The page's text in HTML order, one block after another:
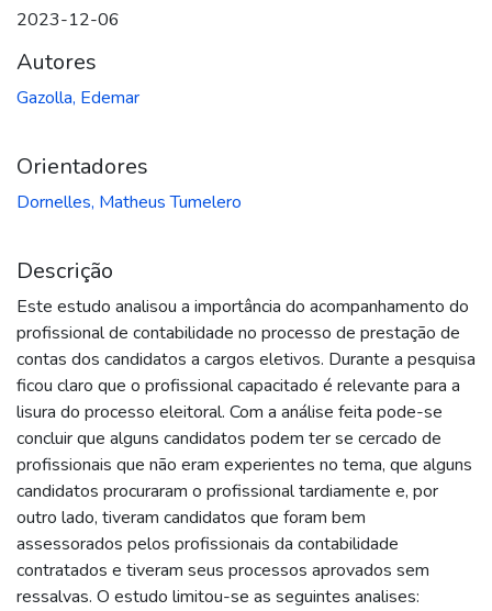
2023-12-06
Autores
Gazolla, Edemar
Orientadores
Dornelles, Matheus Tumelero
Descrição
Este estudo analisou a importância do acompanhamento do
profissional de contabilidade no processo de prestação de
contas dos candidatos a cargos eletivos. Durante a pesquisa
ficou claro que o profissional capacitado é relevante para a
lisura do processo eleitoral. Com a análise feita pode-se
concluir que alguns candidatos podem ter se cercado de
profissionais que não eram experientes no tema, que alguns
candidatos procuraram o profissional tardiamente e, por
outro lado, tiveram candidatos que foram bem
assessorados pelos profissionais da contabilidade
contratados e tiveram seus processos aprovados sem
ressalvas. O estudo limitou-se as seguintes analises: